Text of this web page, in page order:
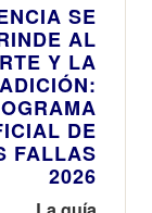
SE
AL
Y LA
DE
FALLAS
2026